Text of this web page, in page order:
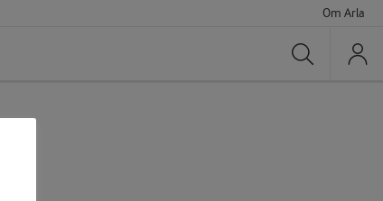
Om Arla
Sök